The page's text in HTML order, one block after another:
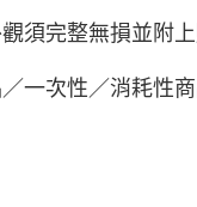
須完整無損並附
一次性／消耗性